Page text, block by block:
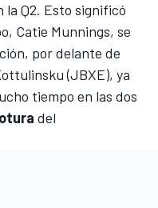
la Q2. Esto significó
Catie Munnings, se
por delante de
(JBXE), ya
tiempo en las dos
del